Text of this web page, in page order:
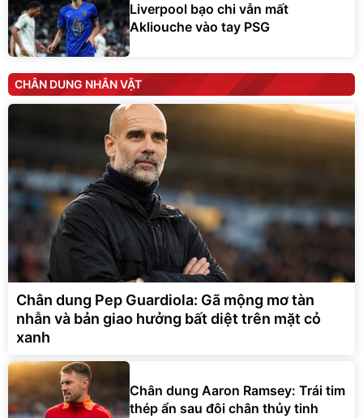
Liverpool bạo chi vẫn mất
Akliouche vào tay PSG
CHÂN DUNG NHÂN VẬT
Chân dung Pep Guardiola: Gã mộng mơ tàn
nhẫn và bản giao hưởng bất diệt trên mặt cỏ
xanh
Chân dung Aaron Ramsey: Trái tim
thép ẩn sau đôi chân thủy tinh